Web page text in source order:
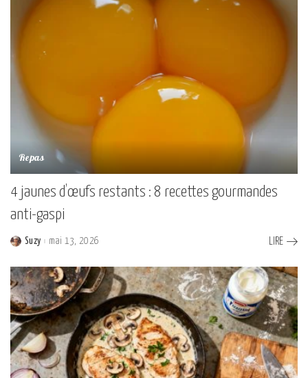
Repas
4 jaunes d’œufs restants : 8 recettes gourmandes
anti-gaspi
Posted
Suzy mai 13, 2026 LIRE